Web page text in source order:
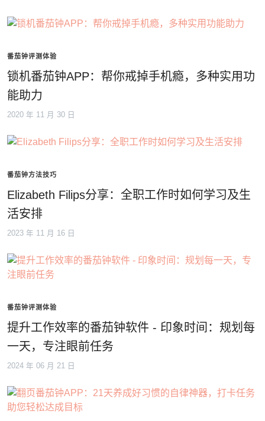
番茄钟评测体验
锁机番茄钟APP：帮你戒掉手机瘾，多种实用功
能助力
2020 年 11 月 30 日
番茄钟方法技巧
Elizabeth Filips分享：全职工作时如何学习及生
活安排
2023 年 11 月 16 日
番茄钟评测体验
提升工作效率的番茄钟软件 - 印象时间：规划每
一天，专注眼前任务
2024 年 06 月 21 日